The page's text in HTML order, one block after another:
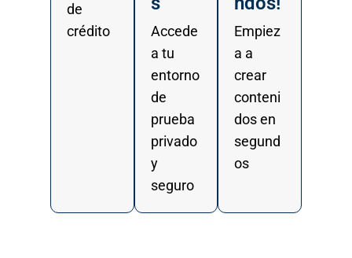
de
crédito
Accede
a tu
entorno
de
prueba
privado
y
seguro
Empiez
a a
crear
conteni
dos en
segund
os